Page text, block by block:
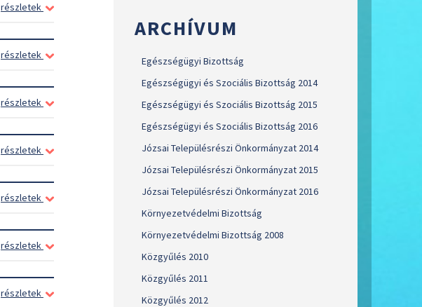
részletek
részletek
részletek
részletek
részletek
részletek
részletek
ARCHÍVUM
Egészségügyi Bizottság
Egészségügyi és Szociális Bizottság 2014
Egészségügyi és Szociális Bizottság 2015
Egészségügyi és Szociális Bizottság 2016
Józsai Településrészi Önkormányzat 2014
Józsai Településrészi Önkormányzat 2015
Józsai Településrészi Önkormányzat 2016
Környezetvédelmi Bizottság
Környezetvédelmi Bizottság 2008
Közgyűlés 2010
Közgyűlés 2011
Közgyűlés 2012